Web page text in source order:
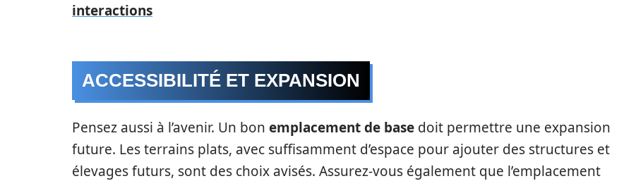
interactions
ACCESSIBILITÉ ET EXPANSION
Pensez aussi à l’avenir. Un bon emplacement de base doit permettre une expansion
future. Les terrains plats, avec suffisamment d’espace pour ajouter des structures et
élevages futurs, sont des choix avisés. Assurez-vous également que l’emplacement